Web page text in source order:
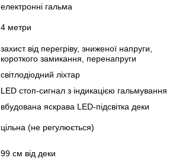
електронні гальма
4 метри
захист від перегріву, зниженої напруги,
короткого замикання, перенапруги
світлодіодний ліхтар
LED стоп-сигнал з індикацією гальмування
вбудована яскрава LED-підсвітка деки
цільна (не регулюється)
99 см від деки